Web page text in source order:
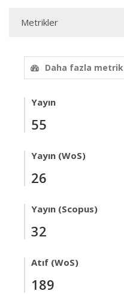
Metrikler
Daha fazla metrik
Yayın
55
Yayın (WoS)
26
Yayın (Scopus)
32
Atıf (WoS)
189